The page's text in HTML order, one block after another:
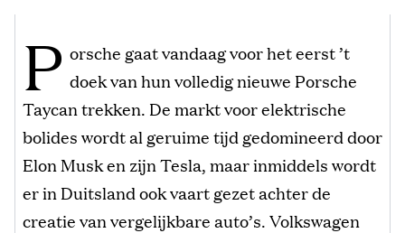
P orsche gaat vandaag voor het eerst ’t
doek van hun volledig nieuwe Porsche
Taycan trekken. De markt voor elektrische
bolides wordt al geruime tijd gedomineerd door
Elon Musk en zijn Tesla, maar inmiddels wordt
er in Duitsland ook vaart gezet achter de
creatie van vergelijkbare auto’s. Volkswagen